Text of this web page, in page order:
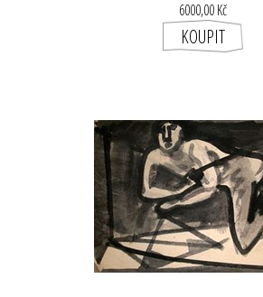
6000,00 Kč